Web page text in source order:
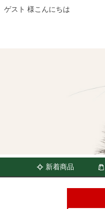
ゲスト 様こんにちは
新着商品